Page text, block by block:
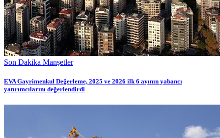
Son Dakika Manşetler
EVA Gayrimenkul Değerleme, 2025 ve 2026 ilk 6 ayının yabancı
yatırımcılarını değerlendirdi